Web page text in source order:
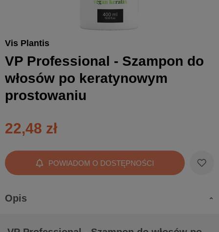
Vis Plantis
VP Professional - Szampon do
włosów po keratynowym
prostowaniu
22,48 zł
POWIADOM O DOSTĘPNOŚCI
Opis